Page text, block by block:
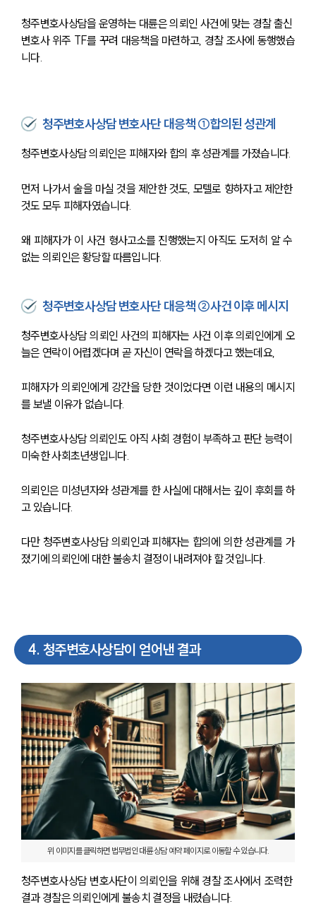
센터소개
센터소개
대륜의 강점
오시는 길
글로벌 파트너 로펌
고객의 소리
통합검색
AI대륜
업무사례
업무사례
사례분석/최신동향
법률정보
법률지식인
고객후기
청주변호사상담을 운영하는 대륜은 의뢰인 사건에 맞는 경찰 출신
변호사 위주 TF를 꾸려 대응책을 마련하고, 경찰 조사에 동행했습
니다.
청주변호사상담 변호사단 대응책 ①합의된 성관계
청주변호사상담 의뢰인은 피해자와 합의 후 성관계를 가졌습니다.
먼저 나가서 술을 마실 것을 제안한 것도, 모텔로 향하자고 제안한
것도 모두 피해자였습니다.
왜 피해자가 이 사건 형사고소를 진행했는지 아직도 도저히 알 수
없는 의뢰인은 황당할 따름입니다.
청주변호사상담 변호사단 대응책 ②사건 이후 메시지
청주변호사상담 의뢰인 사건의 피해자는 사건 이후 의뢰인에게 오
늘은 연락이 어렵겠다며 곧 자신이 연락을 하겠다고 했는데요,
피해자가 의뢰인에게 강간을 당한 것이었다면 이런 내용의 메시지
를 보낼 이유가 없습니다.
청주변호사상담 의뢰인도 아직 사회 경험이 부족하고 판단 능력이
미숙한 사회초년생입니다.
의뢰인은 미성년자와 성관계를 한 사실에 대해서는 깊이 후회를 하
고 있습니다.
다만 청주변호사상담 의뢰인과 피해자는 합의에 의한 성관계를 가
졌기에 의뢰인에 대한 불송치 결정이 내려져야 할 것입니다.
4. 청주변호사상담이 얻어낸 결과
위 이미지를 클릭하면 법무법인 대륜 상담 예약 페이지로 이동할 수 있습니다.
청주변호사상담 변호사단이 의뢰인을 위해 경찰 조사에서 조력한
결과 경찰은 의뢰인에게 불송치 결정을 내렸습니다.